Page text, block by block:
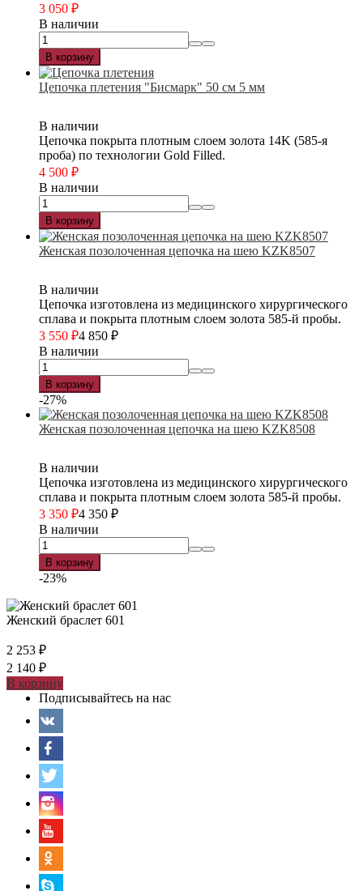
3 050 ₽
В наличии
В корзину
Цепочка плетения "Бисмарк" 50 см 5 мм
В наличии
Цепочка покрыта плотным слоем золота 14K (585-я
проба) по технологии Gold Filled.
4 500 ₽
В наличии
В корзину
Женская позолоченная цепочка на шею KZK8507
В наличии
Цепочка изготовлена из медицинского хирургического
сплава и покрыта плотным слоем золота 585-й пробы.
3 550 ₽4 850 ₽
В наличии
В корзину
-27%
Женская позолоченная цепочка на шею KZK8508
В наличии
Цепочка изготовлена из медицинского хирургического
сплава и покрыта плотным слоем золота 585-й пробы.
3 350 ₽4 350 ₽
В наличии
В корзину
-23%
Женский браслет 601
2 253 ₽
2 140 ₽
В корзину
Подписывайтесь на нас